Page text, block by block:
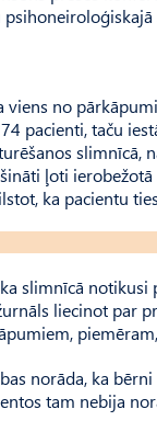
viens no
pacienti, taču
slimnīcā,
ļoti
ka pacientu
slimnīcā
liecinot par
norāda, ka
tam nebija